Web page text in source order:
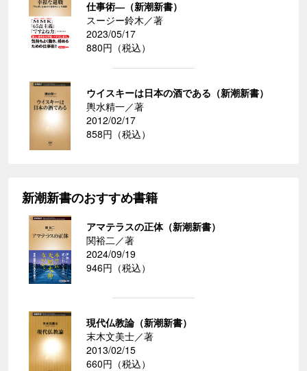
仕事術―（新潮新書）
スージー鈴木／著
2023/05/17
880円（税込）
ウイスキーは日本の酒である（新潮新書）
輿水精一／著
2012/02/17
858円（税込）
新潮新書のおすすめ書籍
アマテラスの正体（新潮新書）
関裕二／著
2024/09/19
946円（税込）
現代仏教論（新潮新書）
末木文美士／著
2013/02/15
660円（税込）